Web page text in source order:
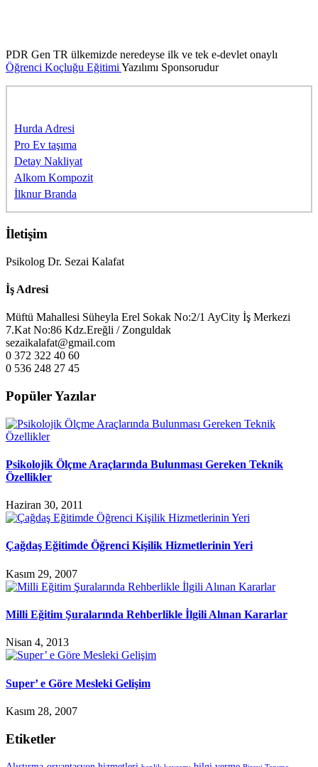
PDR Gen TR ülkemizde neredeyse ilk ve tek e-devlet onaylı
Öğrenci Koçluğu Eğitimi Yazılımı Sponsorudur
Hurda Adresi
Pro Ev taşıma
Detay Nakliyat
Alkom Kompozit
İlknur Branda
İletişim
Psikolog Dr. Sezai Kalafat
İş Adresi
Müftü Mahallesi Süheyla Erel Sokak No:2/1 AyCity İş Merkezi
7.Kat No:86 Kdz.Ereğli / Zonguldak
sezaikalafat@gmail.com
0 372 322 40 60
0 536 248 27 45
Popüler Yazılar
Psikolojik Ölçme Araçlarında Bulunması Gereken Teknik
Özellikler
Haziran 30, 2011
Çağdaş Eğitimde Öğrenci Kişilik Hizmetlerinin Yeri
Kasım 29, 2007
Milli Eğitim Şuralarında Rehberlikle İlgili Alınan Kararlar
Nisan 4, 2013
Super’ e Göre Mesleki Gelişim
Kasım 28, 2007
Etiketler